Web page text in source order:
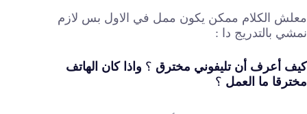
معلش الكلام ممكن يكون ممل في الاول بس لازم
نمشي بالتدريج دا :
كيف أعرف أن تليفوني مخترق ؟ واذا كان الهاتف
مخترقا ما العمل ؟